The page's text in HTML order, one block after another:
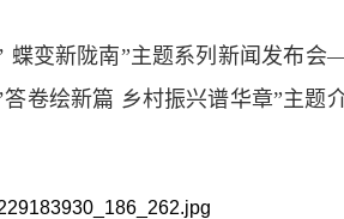
变新陇南”主题系列新闻发布
卷绘新篇 乡村振兴谱华章”主题